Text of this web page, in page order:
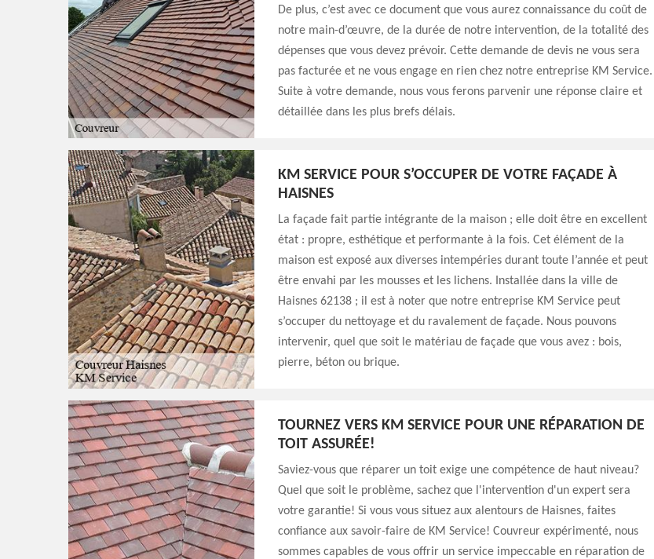
De plus, c’est avec ce document que vous aurez connaissance du coût de
notre main-d’œuvre, de la durée de notre intervention, de la totalité des
dépenses que vous devez prévoir. Cette demande de devis ne vous sera
pas facturée et ne vous engage en rien chez notre entreprise KM Service.
Suite à votre demande, nous vous ferons parvenir une réponse claire et
détaillée dans les plus brefs délais.
KM SERVICE POUR S’OCCUPER DE VOTRE FAÇADE À
HAISNES
La façade fait partie intégrante de la maison ; elle doit être en excellent
état : propre, esthétique et performante à la fois. Cet élément de la
maison est exposé aux diverses intempéries durant toute l’année et peut
être envahi par les mousses et les lichens. Installée dans la ville de
Haisnes 62138 ; il est à noter que notre entreprise KM Service peut
s’occuper du nettoyage et du ravalement de façade. Nous pouvons
intervenir, quel que soit le matériau de façade que vous avez : bois,
pierre, béton ou brique.
TOURNEZ VERS KM SERVICE POUR UNE RÉPARATION DE
TOIT ASSURÉE!
Saviez-vous que réparer un toit exige une compétence de haut niveau?
Quel que soit le problème, sachez que l'intervention d'un expert sera
votre garantie! Si vous vous situez aux alentours de Haisnes, faites
confiance aux savoir-faire de KM Service! Couvreur expérimenté, nous
sommes capables de vous offrir un service impeccable en réparation de